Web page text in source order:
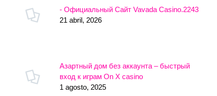
- Официальный Сайт Vavada Casino.2243
21 abril, 2026
Азартный дом без аккаунта – быстрый
вход к играм On X casino
1 agosto, 2025